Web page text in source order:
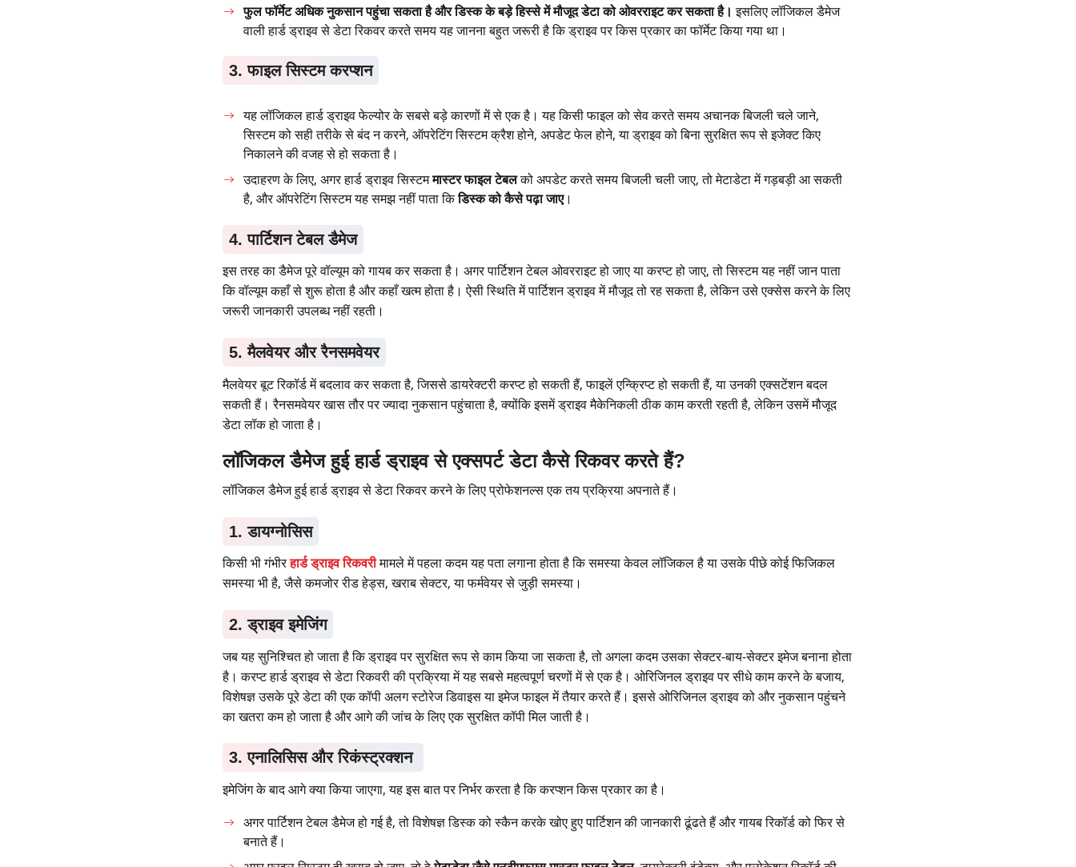
फुल फॉर्मेट अधिक नुकसान पहुंचा सकता है और डिस्क के बड़े हिस्से में मौजूद डेटा को ओवरराइट कर सकता है। इसलिए लॉजिकल डैमेज
वाली हार्ड ड्राइव से डेटा रिकवर करते समय यह जानना बहुत जरूरी है कि ड्राइव पर किस प्रकार का फॉर्मेट किया गया था।
3. फाइल सिस्टम करप्शन
यह लॉजिकल हार्ड ड्राइव फेल्योर के सबसे बड़े कारणों में से एक है। यह किसी फाइल को सेव करते समय अचानक बिजली चले जाने,
सिस्टम को सही तरीके से बंद न करने, ऑपरेटिंग सिस्टम क्रैश होने, अपडेट फेल होने, या ड्राइव को बिना सुरक्षित रूप से इजेक्ट किए
निकालने की वजह से हो सकता है।
उदाहरण के लिए, अगर हार्ड ड्राइव सिस्टममास्टर फाइल टेबलको अपडेट करते समय बिजली चली जाए, तो मेटाडेटा में गड़बड़ी आ सकती
है, और ऑपरेटिंग सिस्टम यह समझ नहीं पाता किडिस्क को कैसे पढ़ा जाए।
4. पार्टिशन टेबल डैमेज
इस तरह का डैमेज पूरे वॉल्यूम को गायब कर सकता है। अगर पार्टिशन टेबल ओवरराइट हो जाए या करप्ट हो जाए, तो सिस्टम यह नहीं जान पाता
कि वॉल्यूम कहाँ से शुरू होता है और कहाँ खत्म होता है। ऐसी स्थिति में पार्टिशन ड्राइव में मौजूद तो रह सकता है, लेकिन उसे एक्सेस करने के लिए
जरूरी जानकारी उपलब्ध नहीं रहती।
5. मैलवेयर और रैनसमवेयर
मैलवेयर बूट रिकॉर्ड में बदलाव कर सकता है, जिससे डायरेक्टरी करप्ट हो सकती हैं, फाइलें एन्क्रिप्ट हो सकती हैं, या उनकी एक्सटेंशन बदल
सकती हैं। रैनसमवेयर खास तौर पर ज्यादा नुकसान पहुंचाता है, क्योंकि इसमें ड्राइव मैकेनिकली ठीक काम करती रहती है, लेकिन उसमें मौजूद
डेटा लॉक हो जाता है।
लॉजिकल डैमेज हुई हार्ड ड्राइव से एक्सपर्ट डेटा कैसे रिकवर करते हैं?
लॉजिकल डैमेज हुई हार्ड ड्राइव से डेटा रिकवर करने के लिए प्रोफेशनल्स एक तय प्रक्रिया अपनाते हैं।
1. डायग्नोसिस
किसी भी गंभीरहार्ड ड्राइव रिकवरीमामले में पहला कदम यह पता लगाना होता है कि समस्या केवल लॉजिकल है या उसके पीछे कोई फिजिकल
समस्या भी है, जैसे कमजोर रीड हेड्स, खराब सेक्टर, या फर्मवेयर से जुड़ी समस्या।
2. ड्राइव इमेजिंग
जब यह सुनिश्चित हो जाता है कि ड्राइव पर सुरक्षित रूप से काम किया जा सकता है, तो अगला कदम उसका सेक्टर-बाय-सेक्टर इमेज बनाना होता
है। करप्ट हार्ड ड्राइव से डेटा रिकवरी की प्रक्रिया में यह सबसे महत्वपूर्ण चरणों में से एक है। ओरिजिनल ड्राइव पर सीधे काम करने के बजाय,
विशेषज्ञ उसके पूरे डेटा की एक कॉपी अलग स्टोरेज डिवाइस या इमेज फाइल में तैयार करते हैं। इससे ओरिजिनल ड्राइव को और नुकसान पहुंचने
का खतरा कम हो जाता है और आगे की जांच के लिए एक सुरक्षित कॉपी मिल जाती है।
3. एनालिसिस और रिकंस्ट्रक्शन
इमेजिंग के बाद आगे क्या किया जाएगा, यह इस बात पर निर्भर करता है कि करप्शन किस प्रकार का है।
अगर पार्टिशन टेबल डैमेज हो गई है, तो विशेषज्ञ डिस्क को स्कैन करके खोए हुए पार्टिशन की जानकारी ढूंढते हैं और गायब रिकॉर्ड को फिर से
बनाते हैं।